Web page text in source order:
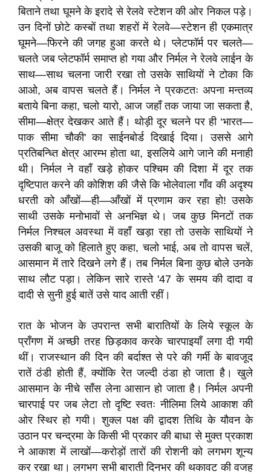
बिताने तथा घूमने के इरादे से रेलवे स्टेशन की ओर निकल पड़े।
उन दिनों छोटे कस्बों तथा शहरों में रेलवे—स्टेशन ही एकमात्र
घूमने—फिरने की जगह हुआ करते थे। प्लेटफॉर्म पर चलते—
चलते जब प्लेटफॉर्म समाप्त हो गया और निर्मल ने रेलवे लाईन के
साथ—साथ चलना जारी रखा तो उसके साथियों ने टोका कि
आओ, अब वापस चलते हैं। निर्मल ने प्रकटतः अपना मन्तव्य
बताये बिना कहा, चलो यारो, आज जहाँ तक जाया जा सकता है,
सीमा—क्षेत्र देखकर आते हैं। थोड़ी दूर चलने पर ही ‘भारत—
पाक सीमा चौकी' का साईनबोर्ड दिखाई दिया। उससे आगे
प्रतिबन्ध्ति क्षेत्र आरम्भ होता था, इसलिये आगे जाने की मनाही
थी। निर्मल ने वहाँ खड़े होकर पश्चिम की दिशा में दूर तक
दृष्टिपात करने की कोशिश की जैसे कि भोलेवाला गाँव की अदृश्य
धरती को आँखों—ही—आँखों में प्रणाम कर रहा हो! उसके
साथी उसके मनोभावों से अनभिज्ञ थे। जब कुछ मिनटों तक
निर्मल निश्चल अवस्था में वहाँ खड़ा रहा तो उसके साथियों ने
उसकी बाजू को हिलाते हुए कहा, चलो भाई, अब तो वापस चलें,
आसमान में तारे दिखने लगे हैं। तब निर्मल बिना कुछ बोले उनके
साथ लौट पड़ा। लेकिन सारे रास्ते '47 के समय की दादा व
दादी से सुनी हुई बातें उसे याद आती रहीं।
रात के भोजन के उपरान्त सभी बारातियों के लिये स्कूल के
प्राँगण में अच्छी तरह छिड़काव करके चारपाइयाँ लगा दी गयी
थीं। राजस्थान की दिन की बर्दाश्त से परे की गर्मी के बावजूद
रातें ठंडी होती हैं, क्योंकि रेत जल्दी ठंडा हो जाता है। खुले
आसमान के नीचे साँस लेना आसान हो जाता है। निर्मल अपनी
चारपाई पर जब लेटा तो दृष्टि स्वतः नीलिमा लिये आकाश की
ओर स्थिर हो गयी। शुक्ल पक्ष की द्वादश तिथि के यौवन के
उठान पर चन्द्रमा के किसी भी प्रकार की बाधा से मुक्त प्रकाश
ने आकाश में लाखों—करोड़ों तारों की रोशनी को लगभग शून्य
कर रखा था। लगभग सभी बाराती दिनभर की थकावट की वजह